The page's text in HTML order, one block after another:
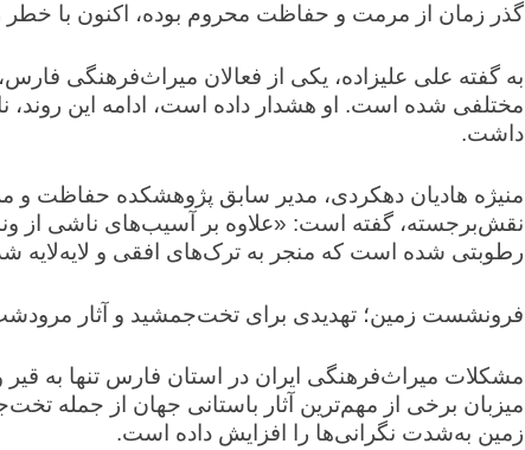
گذر زمان از مرمت و حفاظت محروم بوده، اکنون با
به گفته علی علیزاده، یکی از فعالان میراث‌فرهنگی
مختلفی شده است. او هشدار داده است، ادامه این روند،
داشت.
منیژه هادیان دهکردی، مدیر سابق پژوهشکده حفاظت و
نقش‌برجسته، گفته است: «علاوه بر آسیب‌های ناشی از
رطوبتی شده است که منجر به ترک‌های افقی و لایه‌لایه
فرونشست زمین؛ تهدیدی برای تخت‌جمشید و آثار
مشکلات میراث‌فرهنگی ایران در استان فارس تنها به
میزبان برخی از مهم‌ترین آثار باستانی جهان از
زمین به‌شدت نگرانی‌ها را افزایش داده است.